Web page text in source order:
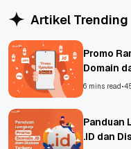
Artikel Trending
Promo
Domain
6 mins read•
Panduan
.ID dan